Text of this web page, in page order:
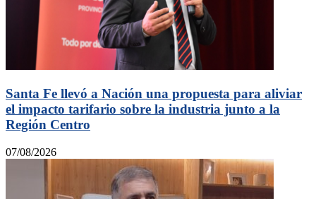
Santa Fe llevó a Nación una propuesta para aliviar
el impacto tarifario sobre la industria junto a la
Región Centro
07/08/2026